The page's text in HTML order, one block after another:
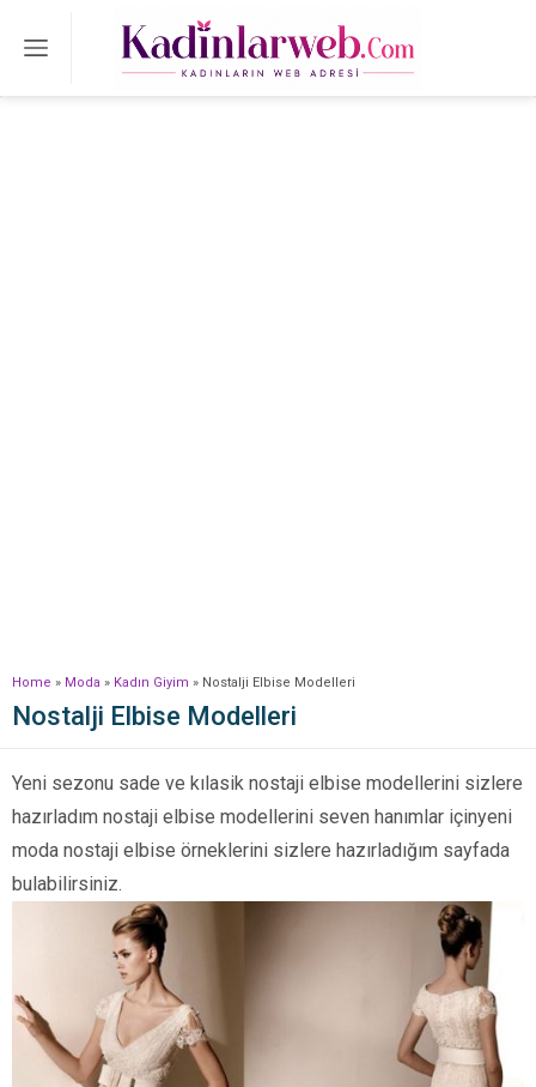
Home » Moda » Kadın Giyim » Nostalji Elbise Modelleri
Nostalji Elbise Modelleri
Yeni sezonu sade ve kılasik nostaji elbise modellerini sizlere
hazırladım nostaji elbise modellerini seven hanımlar içinyeni
moda nostaji elbise örneklerini sizlere hazırladığım sayfada
bulabilirsiniz.